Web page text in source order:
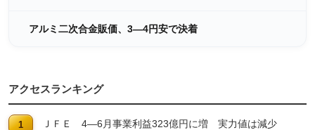
アルミ二次合金販価、3―4円安で決着
アクセスランキング
ＪＦＥ 4―6月事業利益323億円に増 実力値は減少